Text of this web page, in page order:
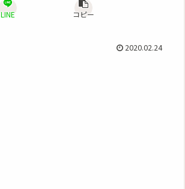
LINE コピー
2020.02.24